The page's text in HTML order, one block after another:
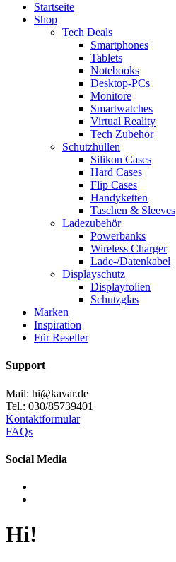
Startseite
Shop
Tech Deals
Smartphones
Tablets
Notebooks
Desktop-PCs
Monitore
Smartwatches
Virtual Reality
Tech Zubehör
Schutzhüllen
Silikon Cases
Hard Cases
Flip Cases
Handyketten
Taschen & Sleeves
Ladezubehör
Powerbanks
Wireless Charger
Lade-/Datenkabel
Displayschutz
Displayfolien
Schutzglas
Marken
Inspiration
Für Reseller
Support
Mail: hi@kavar.de
Tel.: 030/85739401
Kontaktformular
FAQs
Social Media
Hi!